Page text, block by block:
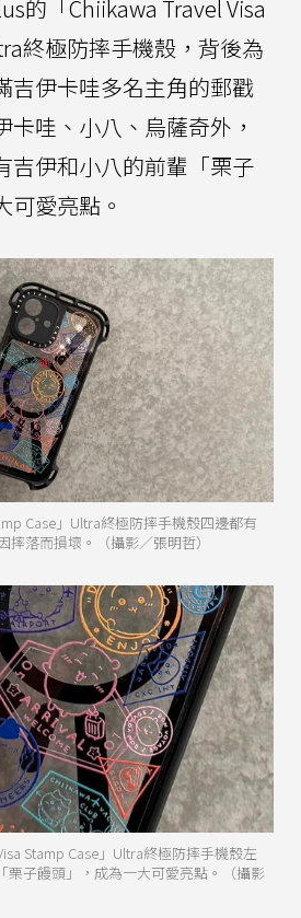
的「Chiikawa Travel Visa
終極防摔手機殼，背後為
吉伊卡哇多名主角的郵戳
卡哇、小八、烏薩奇外，
吉伊和小八的前輩「栗子
可愛亮點。
Case」Ultra終極防摔手機殼四邊都有
落而損壞。（攝影／張明哲）
Stamp Case」Ultra終極防摔手機殼左
栗子饅頭」，成為一大可愛亮點。（攝影